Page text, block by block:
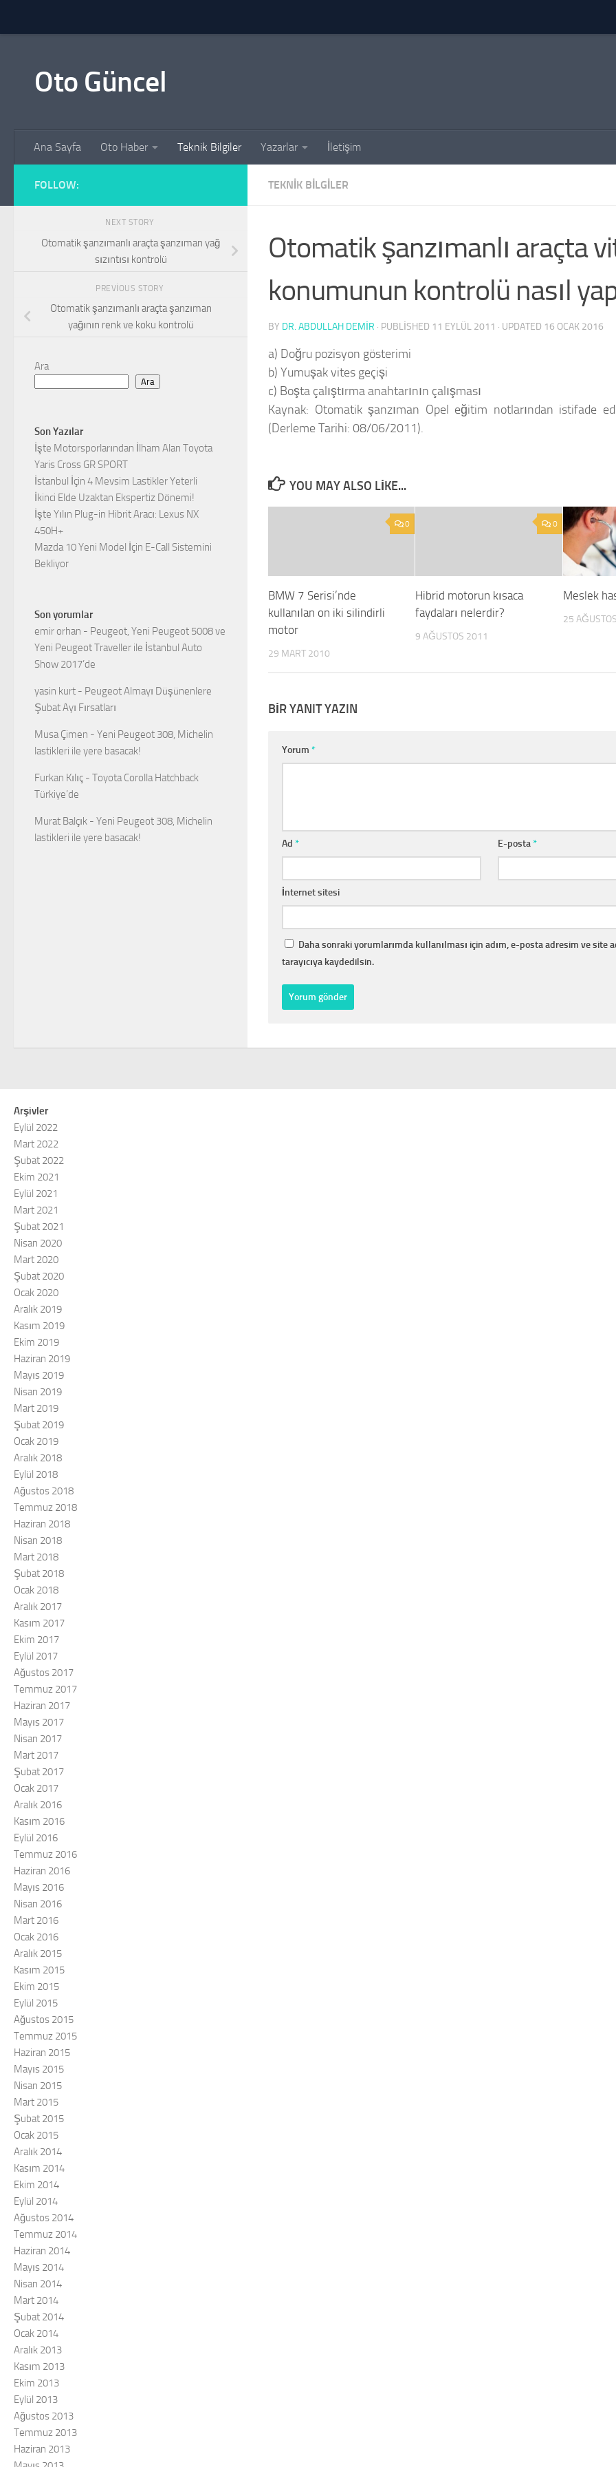
Oto Güncel
Ana Sayfa Oto Haber Teknik Bilgiler Yazarlar İletişim
TEKNIK BILGILER
Otomatik şanzımanlı araçta
konumunun kontrolü nasıl
BY DR. ABDULLAH DEMİR · PUBLISHED 11 EYLÜL 2011 · UPDATED 16 OCAK 2016
a) Doğru pozisyon gösterimi
b) Yumuşak vites geçişi
c) Boşta çalıştırma anahtarının çalışması
Kaynak: Otomatik şanzıman Opel eğitim notlarından istifade
(Derleme Tarihi: 08/06/2011).
YOU MAY ALSO LIKE...
0
BMW 7 Serisi’nde
kullanılan on iki silindirli
motor
29 MART 2010
0
Hibrid motorun kısaca
faydaları nelerdir?
9 AĞUSTOS 2011
Meslek
25
BIR YANIT YAZIN
Yorum *
Ad * E-posta*
İnternet sitesi
Daha sonraki yorumlarımda kullanılması için adım, e-posta adresim ve site
tarayıcıya kaydedilsin.
FOLLOW:
NEXT STORY
Otomatik şanzımanlı araçta şanzıman yağ
sızıntısı kontrolü
PREVIOUS STORY
Otomatik şanzımanlı araçta şanzıman
yağının renk ve koku kontrolü
Ara
Ara
Son Yazılar
İşte Motorsporlarından İlham Alan Toyota
Yaris Cross GR SPORT
İstanbul İçin 4 Mevsim Lastikler Yeterli
İkinci Elde Uzaktan Ekspertiz Dönemi!
İşte Yılın Plug-in Hibrit Aracı: Lexus NX
450H+
Mazda 10 Yeni Model İçin E-Call Sistemini
Bekliyor
Son yorumlar
emir orhan - Peugeot, Yeni Peugeot 5008 ve
Yeni Peugeot Traveller ile İstanbul Auto
Show 2017’de
yasin kurt - Peugeot Almayı Düşünenlere
Şubat Ayı Fırsatları
Musa Çimen - Yeni Peugeot 308, Michelin
lastikleri ile yere basacak!
Furkan Kılıç - Toyota Corolla Hatchback
Türkiye’de
Murat Balçık - Yeni Peugeot 308, Michelin
lastikleri ile yere basacak!
Arşivler
Eylül 2022
Mart 2022
Şubat 2022
Ekim 2021
Eylül 2021
Mart 2021
Şubat 2021
Nisan 2020
Mart 2020
Şubat 2020
Ocak 2020
Aralık 2019
Kasım 2019
Ekim 2019
Haziran 2019
Mayıs 2019
Nisan 2019
Mart 2019
Şubat 2019
Ocak 2019
Aralık 2018
Eylül 2018
Ağustos 2018
Temmuz 2018
Haziran 2018
Nisan 2018
Mart 2018
Şubat 2018
Ocak 2018
Aralık 2017
Kasım 2017
Ekim 2017
Eylül 2017
Ağustos 2017
Temmuz 2017
Haziran 2017
Mayıs 2017
Nisan 2017
Mart 2017
Şubat 2017
Ocak 2017
Aralık 2016
Kasım 2016
Eylül 2016
Temmuz 2016
Haziran 2016
Mayıs 2016
Nisan 2016
Mart 2016
Ocak 2016
Aralık 2015
Kasım 2015
Ekim 2015
Eylül 2015
Ağustos 2015
Temmuz 2015
Haziran 2015
Mayıs 2015
Nisan 2015
Mart 2015
Şubat 2015
Ocak 2015
Aralık 2014
Kasım 2014
Ekim 2014
Eylül 2014
Ağustos 2014
Temmuz 2014
Haziran 2014
Mayıs 2014
Nisan 2014
Mart 2014
Şubat 2014
Ocak 2014
Aralık 2013
Kasım 2013
Ekim 2013
Eylül 2013
Ağustos 2013
Temmuz 2013
Haziran 2013